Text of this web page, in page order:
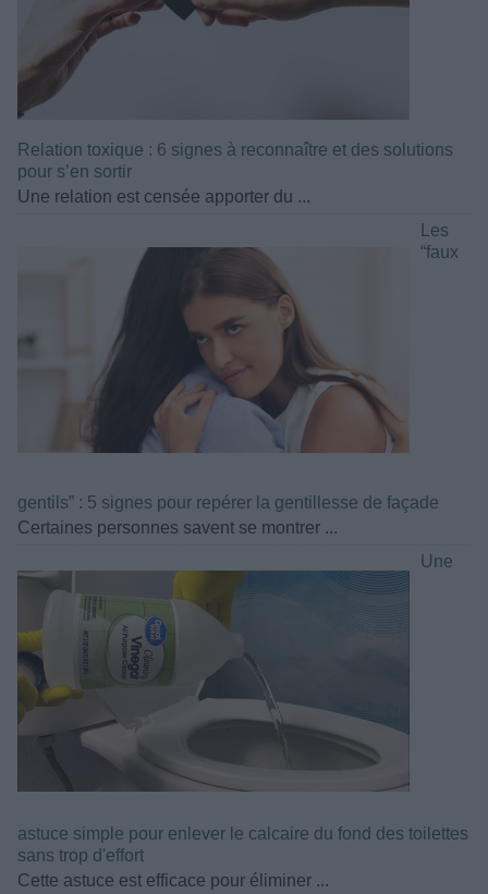
Relation toxique : 6 signes à reconnaître et des solutions
pour s’en sortir
Une relation est censée apporter du ...
Les
“faux
gentils” : 5 signes pour repérer la gentillesse de façade
Certaines personnes savent se montrer ...
Une
astuce simple pour enlever le calcaire du fond des toilettes
sans trop d'effort
Cette astuce est efficace pour éliminer ...